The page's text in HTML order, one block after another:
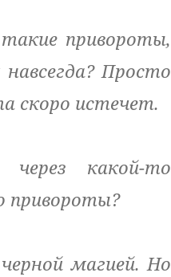
привороты,
Просто
скоро истечет.
какой-то
привороты?
магией. Но